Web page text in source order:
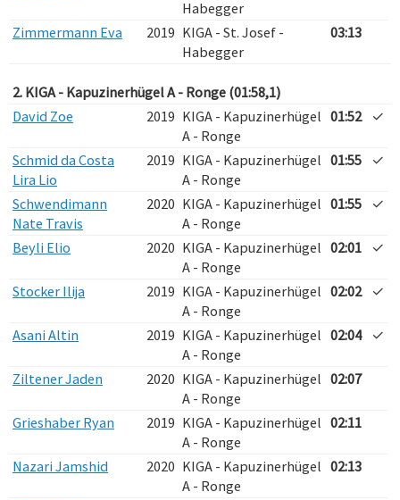
Habegger
Zimmermann Eva 2019 KIGA - St. Josef -
Habegger
03:13
2. KIGA - Kapuzinerhügel A - Ronge (01:58,1)
David Zoe
2019 KIGA - Kapuzinerhügel
A - Ronge
01:52 ✓
Schmid da Costa
Lira Lio
2019 KIGA - Kapuzinerhügel
A - Ronge
01:55 ✓
Schwendimann
Nate Travis
2020 KIGA - Kapuzinerhügel
A - Ronge
01:55 ✓
Beyli Elio 2020 KIGA - Kapuzinerhügel
A - Ronge
02:01 ✓
Stocker Ilija 2019 KIGA - Kapuzinerhügel
A - Ronge
02:02 ✓
Asani Altin 2019 KIGA - Kapuzinerhügel
A - Ronge
02:04 ✓
Ziltener Jaden 2020 KIGA - Kapuzinerhügel
A - Ronge
02:07
Grieshaber Ryan 2019 KIGA - Kapuzinerhügel
A - Ronge
02:11
Nazari Jamshid 2020 KIGA - Kapuzinerhügel
A - Ronge
02:13